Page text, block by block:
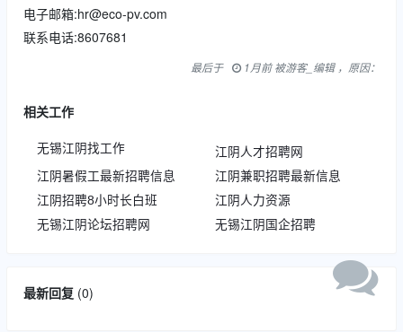
电子邮箱:hr@eco-pv.com
联系电话:8607681
最后于 1月前 被游客_编辑 ，原因：
相关工作
无锡江阴找工作
江阴人才招聘网
江阴暑假工最新招聘信息
江阴兼职招聘最新信息
江阴招聘8小时长白班
江阴人力资源
无锡江阴论坛招聘网
无锡江阴国企招聘
最新回复(0)